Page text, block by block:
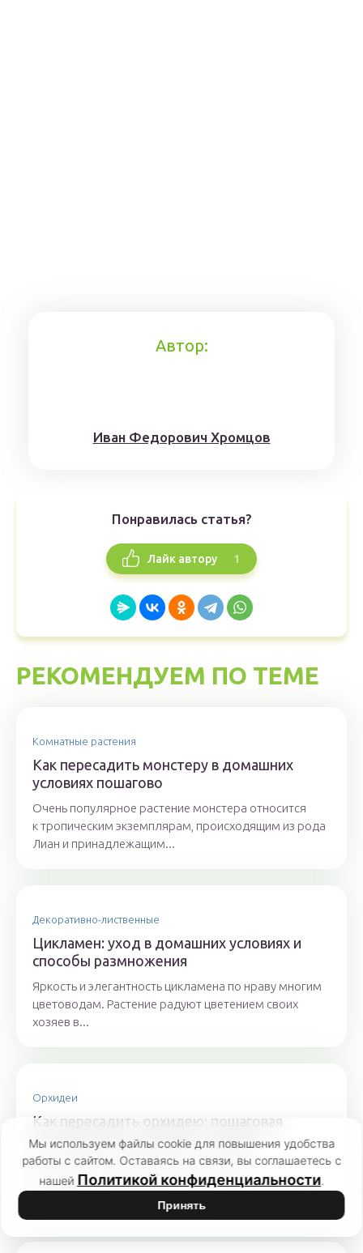
Автор:
Иван Федорович Хромцов
Понравилась статья?
Лайк автору 1
РЕКОМЕНДУЕМ ПО ТЕМЕ
Комнатные растения
Как пересадить монстеру в домашних
условиях пошагово
Очень популярное растение монстера относится
к тропическим экземплярам, происходящим из рода
Лиан и принадлежащим...
Декоративно-лиственные
Цикламен: уход в домашних условиях и
способы размножения
Яркость и элегантность цикламена по нраву многим
цветоводам. Растение радуют цветением своих
хозяев в...
Орхидеи
Как пересадить орхидею: пошаговая
инструкция в домашних условиях
Примы цветочных магазинов, орхидеи
фаленопсис, цимбидиум или дендробиум, прочно
завоевали сердца и подоконники...
Мы используем файлы cookie для повышения удобства
работы с сайтом. Оставаясь на связи, вы соглашаетесь с
нашей Политикой конфиденциальности.
Принять